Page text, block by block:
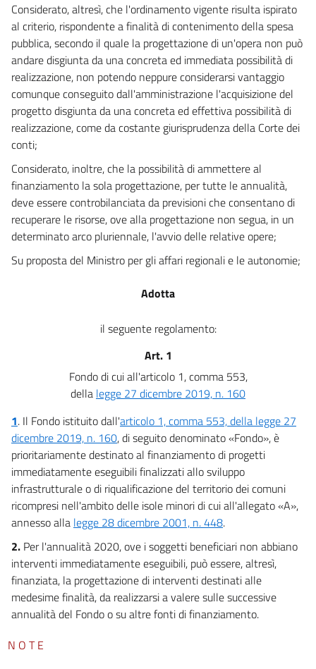
Considerato, altresì, che l'ordinamento vigente risulta ispirato
al criterio, rispondente a finalità di contenimento della spesa
pubblica, secondo il quale la progettazione di un'opera non può
andare disgiunta da una concreta ed immediata possibilità di
realizzazione, non potendo neppure considerarsi vantaggio
comunque conseguito dall'amministrazione l'acquisizione del
progetto disgiunta da una concreta ed effettiva possibilità di
realizzazione, come da costante giurisprudenza della Corte dei
conti;
Considerato, inoltre, che la possibilità di ammettere al
finanziamento la sola progettazione, per tutte le annualità,
deve essere controbilanciata da previsioni che consentano di
recuperare le risorse, ove alla progettazione non segua, in un
determinato arco pluriennale, l'avvio delle relative opere;
Su proposta del Ministro per gli affari regionali e le autonomie;
Adotta
il seguente regolamento:
Art. 1
Fondo di cui all'articolo 1, comma 553,
della legge 27 dicembre 2019, n. 160
1. Il Fondo istituito dall'articolo 1, comma 553, della legge 27
dicembre 2019, n. 160, di seguito denominato «Fondo», è
prioritariamente destinato al finanziamento di progetti
immediatamente eseguibili finalizzati allo sviluppo
infrastrutturale o di riqualificazione del territorio dei comuni
ricompresi nell'ambito delle isole minori di cui all'allegato «A»,
annesso alla legge 28 dicembre 2001, n. 448.
2. Per l'annualità 2020, ove i soggetti beneficiari non abbiano
interventi immediatamente eseguibili, può essere, altresì,
finanziata, la progettazione di interventi destinati alle
medesime finalità, da realizzarsi a valere sulle successive
annualità del Fondo o su altre fonti di finanziamento.
N O T E